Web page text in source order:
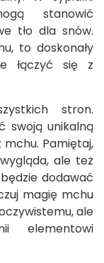
stanowić
tło dla snów.
to doskonały
łączyć się z
stron.
swoją unikalną
Pamiętaj,
ale też
dodawać
magię mchu
ale
elementowi